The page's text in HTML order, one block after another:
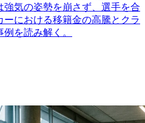
気の姿勢を崩さず、選手を合
における移籍金の高騰とクラ
を読み解く。